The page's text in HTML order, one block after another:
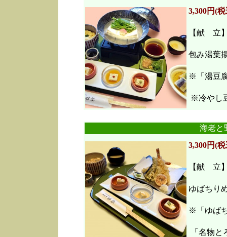
3,300円(
【献 立
包み湯葉
※「湯豆
※冷やし
海老
3,300円(
【献 立
ゆばちり
※「ゆば
「名物と